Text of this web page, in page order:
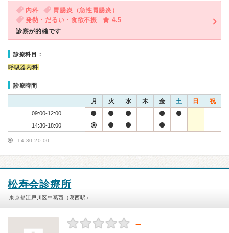
内科
胃腸炎（急性胃腸炎）
発熱・だるい・食欲不振
4.5
診察が的確です
診療科目：
呼吸器内科
診療時間
月 火 水 木 金 土 日 祝
09:00-12:00
14:30-18:00
14:30-20:00
松寿会診療所
東京都江戸川区中葛西（葛西駅）
－